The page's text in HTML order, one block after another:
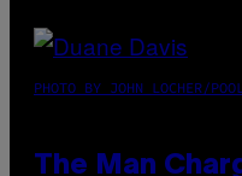
PHOTO BY JOHN LOCHER/
The Man